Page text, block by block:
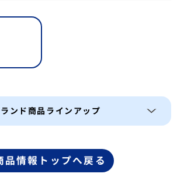
ンド商品ラインアップ
品情報トップへ戻る